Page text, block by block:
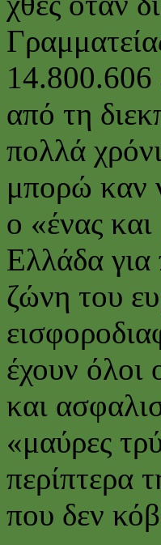
14.800.606
από τη
πολλά
μπορώ καν
ο «ένας
Ελλάδα
ζώνη του
έχουν όλοι
και
«μαύρες
περίπτερα
που δεν